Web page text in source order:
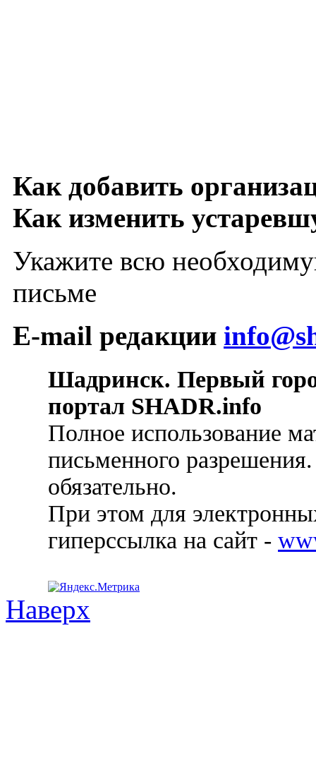
Как добавить
Как изменить
Укажите всю
письме
E-mail редакции
Шадринск. Первый
портал SHADR.info
Полное использование
письменного
обязательно.
При этом для
гиперссылка на сайт -
Наверх